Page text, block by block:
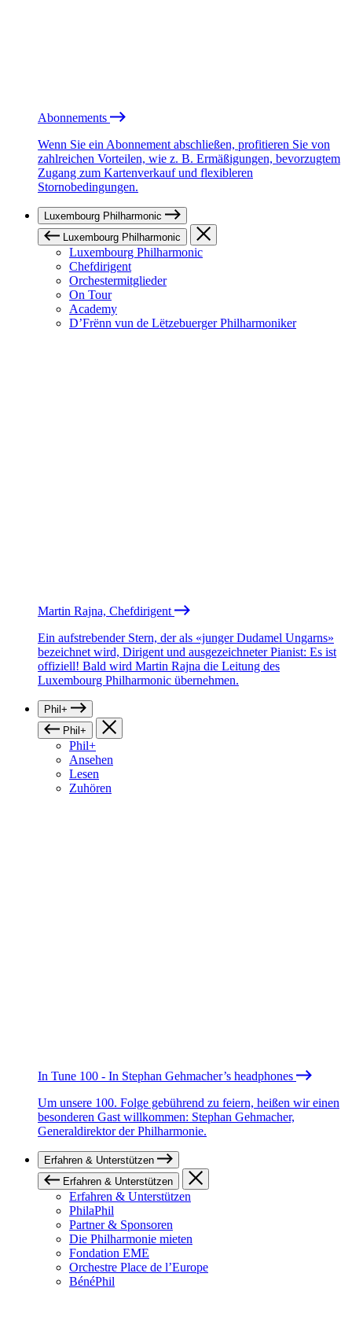
Abonnements
Wenn Sie ein Abonnement abschließen, profitieren Sie von
zahlreichen Vorteilen, wie z. B. Ermäßigungen, bevorzugtem
Zugang zum Kartenverkauf und flexibleren
Stornobedingungen.
Luxembourg Philharmonic
Luxembourg Philharmonic
Luxembourg Philharmonic
Chefdirigent
Orchestermitglieder
On Tour
Academy
D’Frënn vun de Lëtzebuerger Philharmoniker
Martin Rajna, Chefdirigent
Ein aufstrebender Stern, der als «junger Dudamel Ungarns»
bezeichnet wird, Dirigent und ausgezeichneter Pianist: Es ist
offiziell! Bald wird Martin Rajna die Leitung des
Luxembourg Philharmonic übernehmen.
Phil+
Phil+
Phil+
Ansehen
Lesen
Zuhören
In Tune 100 - In Stephan Gehmacher’s headphones
Um unsere 100. Folge gebührend zu feiern, heißen wir einen
besonderen Gast willkommen: Stephan Gehmacher,
Generaldirektor der Philharmonie.
Erfahren & Unterstützen
Erfahren & Unterstützen
Erfahren & Unterstützen
PhilaPhil
Partner & Sponsoren
Die Philharmonie mieten
Fondation EME
Orchestre Place de l’Europe
BénéPhil